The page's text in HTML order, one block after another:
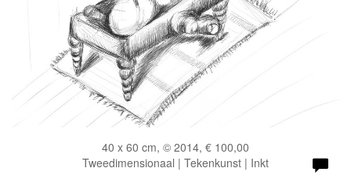
40 x 60 cm, © 2014, € 100,00
Tweedimensionaal | Tekenkunst | Inkt